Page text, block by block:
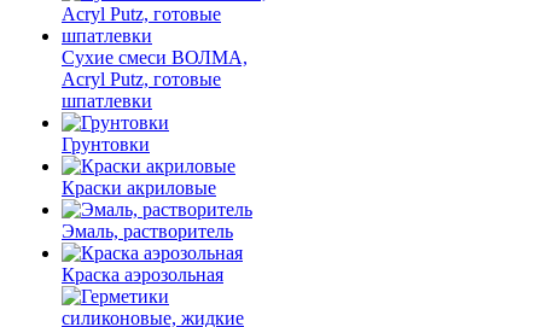
Сухие смеси ВОЛМА,
Acryl Putz, готовые
шпатлевки
Грунтовки
Краски акриловые
Эмаль, растворитель
Краска аэрозольная